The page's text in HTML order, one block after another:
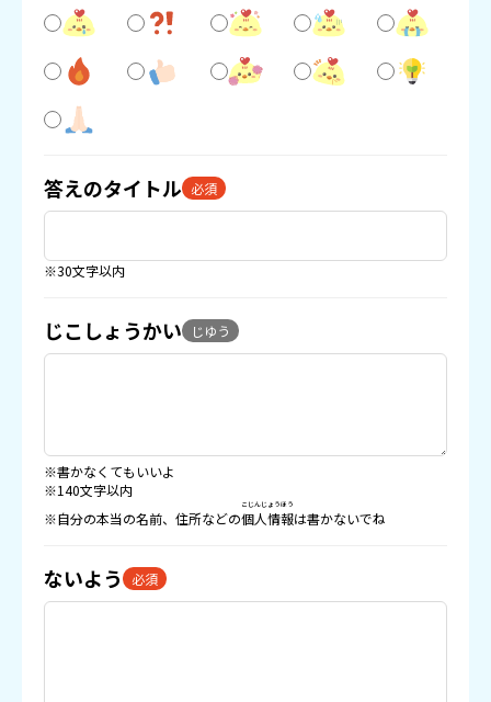
答えのタイトル 必須
※30文字以内
じこしょうかい じゆう
※書かなくてもいいよ
※140文字以内
※自分の本当の名前、住所などの個人情報
こじんじょうほう
は書かないでね
ないよう 必須